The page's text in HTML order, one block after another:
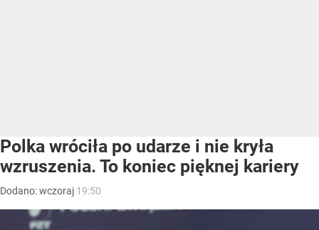
Polka wróciła po udarze i nie kryła
wzruszenia. To koniec pięknej kariery
Dodano:wczoraj 19:50